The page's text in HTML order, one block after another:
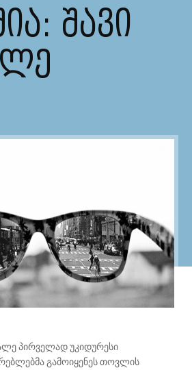
ᲨᲐᲕᲘ
პირველად უკიდურესი
გამოიყენეს თოვლის